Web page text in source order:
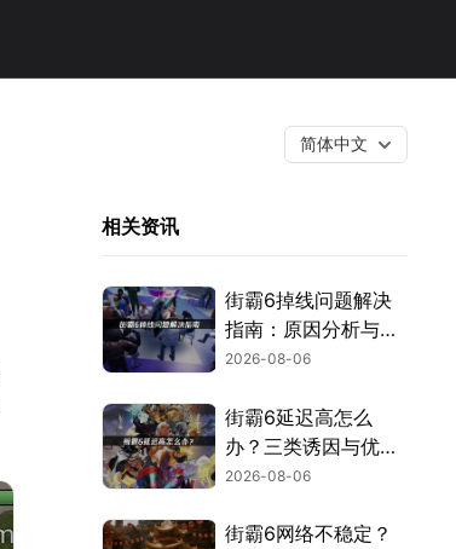
简体中文
相关资讯
街霸6掉线问题解决
指南：原因分析与网
络优化技巧！
2026-08-06
街霸6延迟高怎么
办？三类诱因与优化
解决方案！
2026-08-06
街霸6网络不稳定？